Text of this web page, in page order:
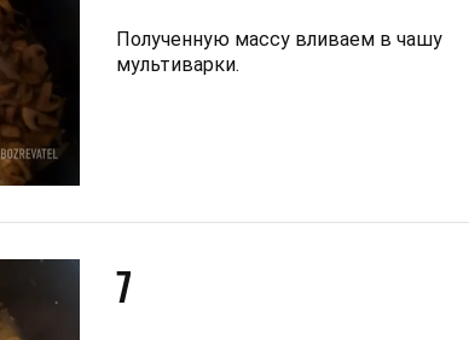
Полученную массу вливаем в чашу
мультиварки.
7